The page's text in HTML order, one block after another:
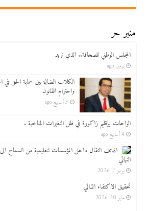
منبر حر
المجلس الوطني للصحافة.. الذي نريد
يومين ago
الكلاب الضالة بين حماية الحق في
واحترام القانون
3 أسابيع ago
الواحات بإقليم زاكورة في ظل التغيرات المناخية .
4 أسابيع ago
الهاتف النقال داخل المؤسسات لتعليمية من السماح الى
النهائي
يونيو 7, 2026
تحقيق الاكتفاء الذاتي
مايو 30, 2026